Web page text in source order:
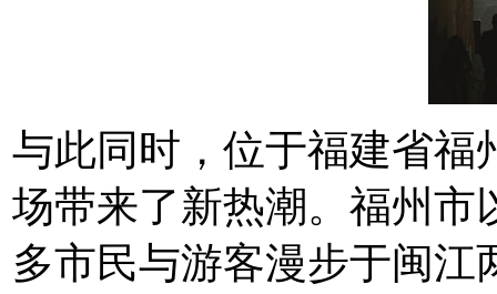
与此同时，位于福建省福
场带来了新热潮。福州市
多市民与游客漫步于闽江